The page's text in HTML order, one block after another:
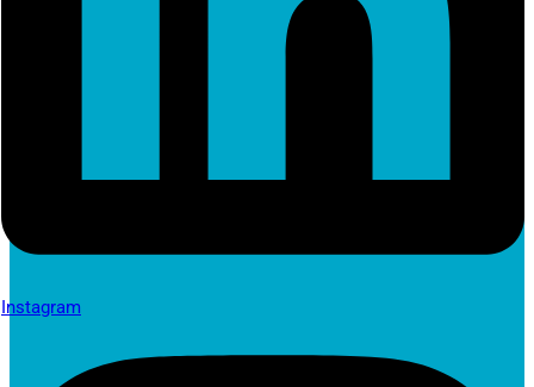
Instagram